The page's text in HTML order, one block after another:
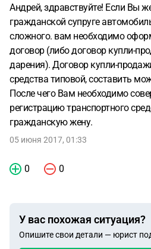
Андрей, здравствуйте! Если Вы
гражданской супруге
сложного. вам необходимо
договор (либо договор купли-
дарения). Договор купли-
средства типовой, составить
После чего Вам необходимо
регистрацию транспортного
гражданскую жену.
05 июня 2017, 01:33
0 0
У вас похожая ситуация?
Опишите свои детали — юрист